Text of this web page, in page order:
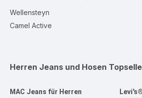
Wellensteyn
Camel Active
Herren Jeans und Hosen
MAC Jeans für Herren